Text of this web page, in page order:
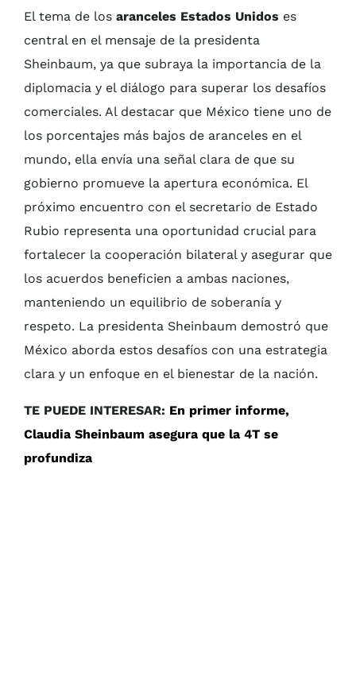
El tema de los aranceles Estados Unidos es
central en el mensaje de la presidenta
Sheinbaum, ya que subraya la importancia de la
diplomacia y el diálogo para superar los desafíos
comerciales. Al destacar que México tiene uno de
los porcentajes más bajos de aranceles en el
mundo, ella envía una señal clara de que su
gobierno promueve la apertura económica. El
próximo encuentro con el secretario de Estado
Rubio representa una oportunidad crucial para
fortalecer la cooperación bilateral y asegurar que
los acuerdos beneficien a ambas naciones,
manteniendo un equilibrio de soberanía y
respeto. La presidenta Sheinbaum demostró que
México aborda estos desafíos con una estrategia
clara y un enfoque en el bienestar de la nación.
TE PUEDE INTERESAR: En primer informe,
Claudia Sheinbaum asegura que la 4T se
profundiza